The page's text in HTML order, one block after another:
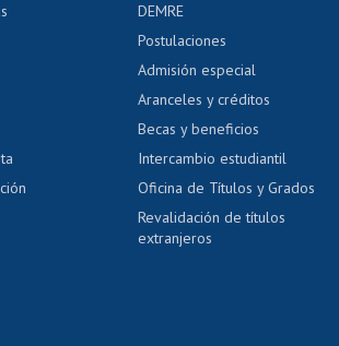
Servicio médico y dental
Pago de arancel y crédito
Pago de arancel y crédito
Certificado de títulos y
DEMRE
Postulaciones
Admisión especial
Aranceles y créditos
Becas y beneficios
Intercambio estudiantil
Oficina de Títulos y Grados
Revalidación de títulos
extranjeros